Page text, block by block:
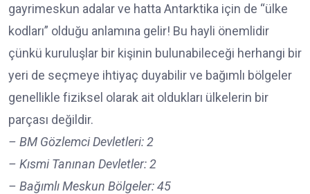
gayrimeskun adalar ve hatta Antarktika için de “ülke
kodları” olduğu anlamına gelir! Bu hayli önemlidir
çünkü kuruluşlar bir kişinin bulunabileceği herhangi bir
yeri de seçmeye ihtiyaç duyabilir ve bağımlı bölgeler
genellikle fiziksel olarak ait oldukları ülkelerin bir
parçası değildir.
– BM Gözlemci Devletleri: 2
– Kısmi Tanınan Devletler: 2
– Bağımlı Meskun Bölgeler: 45